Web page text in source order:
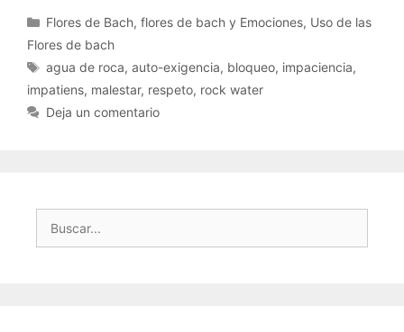
mismo
con
Flores
de
Bach
Categorías
Flores de Bach,flores de bach y Emociones, Uso de las
Flores de bach
Etiquetas
agua de roca,auto-exigencia, bloqueo, impaciencia,
impatiens, malestar, respeto, rock water
Deja un comentario